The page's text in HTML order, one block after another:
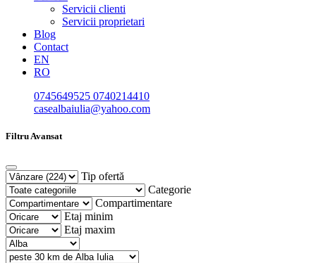
Servicii clienti
Servicii proprietari
Blog
Contact
EN
RO
0745649525 0740214410
casealbaiulia@yahoo.com
Filtru Avansat
Tip ofertă
Categorie
Compartimentare
Etaj minim
Etaj maxim